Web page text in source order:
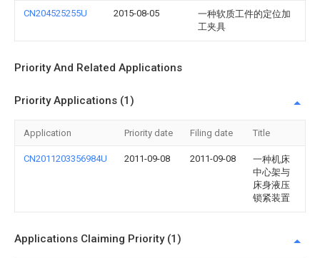
CN204525255U 2015-08-05
一种软质工件的定位加
工夹具
Priority And Related Applications
Priority Applications (1)
Application Priority date Filing date Title
CN2011203356984U 2011-09-08 2011-09-08
一种机床
中心架与
床身液压
锁紧装置
Applications Claiming Priority (1)